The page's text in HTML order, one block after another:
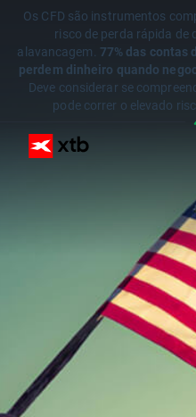
Os CFD são instrumentos
risco de perda rápida de
alavancagem. 77% das
perdem dinheiro quando
Deve considerar se
pode correr o elevado